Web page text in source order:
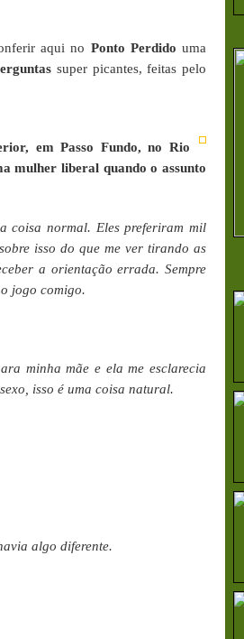
aqui no Ponto Perdido uma
super picantes, feitas pelo
em Passo Fundo, no Rio
mulher liberal quando o assunto
coisa normal. Eles preferiram mil
isso do que me ver tirando as
a orientação errada. Sempre
jogo comigo.
minha mãe e ela me esclarecia
isso é uma coisa natural.
algo diferente.